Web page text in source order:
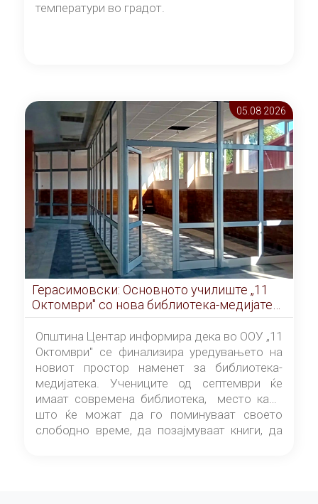
температури во градот.
05.08 2026
Герасимовски: Основното училиште „11
Октомври" со нова библиотека-медијатека
од септември
Општина Центар информира дека во ООУ „11
Октомври" се финализира уредувањето на
новиот простор наменет за библиотека-
медијатека. Учениците од септември ќе
имаат современа библиотека, место каде
што ќе можат да го поминуваат своето
слободно време, да позајмуваат книги, да